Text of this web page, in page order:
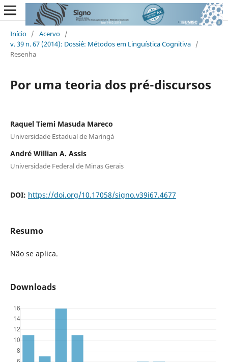
Início / Acervo /
v. 39 n. 67 (2014): Dossiê: Métodos em Linguística Cognitiva /
Resenha
Por uma teoria dos pré-discursos
Raquel Tiemi Masuda Mareco
Universidade Estadual de Maringá
André Willian A. Assis
Universidade Federal de Minas Gerais
DOI: https://doi.org/10.17058/signo.v39i67.4677
Resumo
Não se aplica.
Downloads